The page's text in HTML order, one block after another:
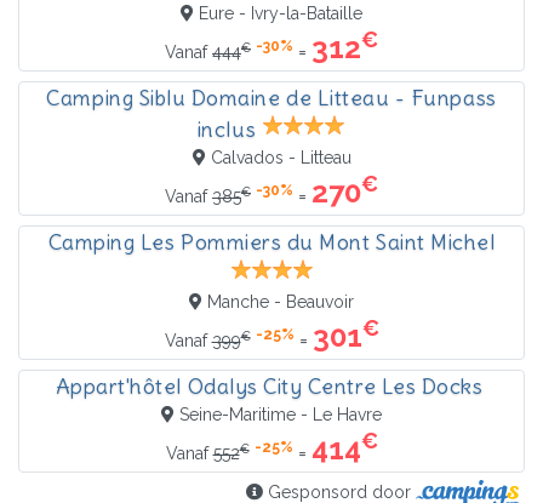
Eure - Ivry-la-Bataille
Vanaf444€ -30% = 312€
Camping Siblu Domaine de Litteau - Funpass
inclus
Calvados - Litteau
Vanaf385€ -30% = 270€
Camping Les Pommiers du Mont Saint Michel
Manche - Beauvoir
Vanaf399€ -25% = 301€
Appart'hôtel Odalys City Centre Les Docks
Seine-Maritime - Le Havre
Vanaf552€ -25% = 414€
Gesponsord door